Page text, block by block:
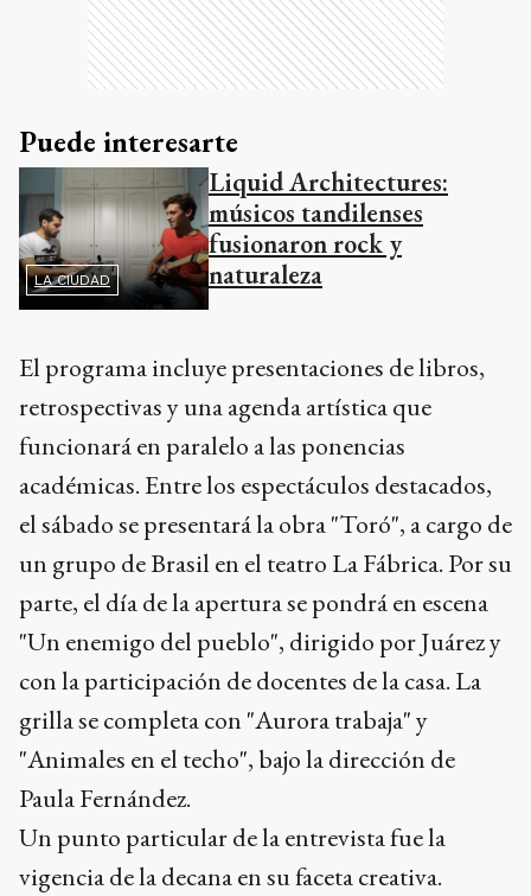
Puede interesarte
LA CIUDAD
Liquid Architectures:
músicos tandilenses
fusionaron rock y
naturaleza
El programa incluye presentaciones de libros,
retrospectivas y una agenda artística que
funcionará en paralelo a las ponencias
académicas. Entre los espectáculos destacados,
el sábado se presentará la obra "Toró", a cargo de
un grupo de Brasil en el teatro La Fábrica. Por su
parte, el día de la apertura se pondrá en escena
"Un enemigo del pueblo", dirigido por Juárez y
con la participación de docentes de la casa. La
grilla se completa con "Aurora trabaja" y
"Animales en el techo", bajo la dirección de
Paula Fernández.
Un punto particular de la entrevista fue la
vigencia de la decana en su faceta creativa.